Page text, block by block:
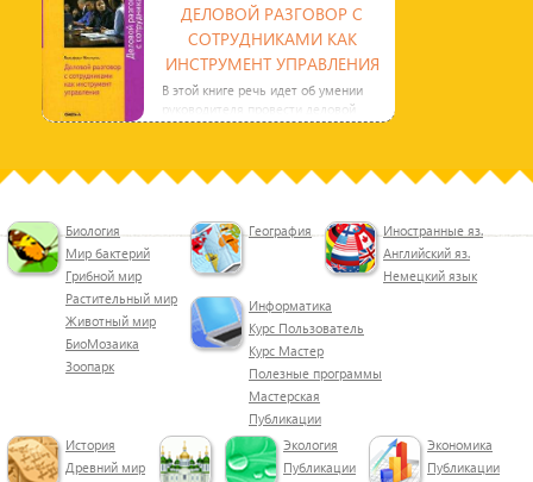
ДЕЛОВОЙ РАЗГОВОР С
СОТРУДНИКАМИ КАК
ИНСТРУМЕНТ УПРАВЛЕНИЯ
В этой книге речь идет об умении
руководителя провести деловой
разговор с сотрудниками. Что можно
Биология
Мир бактерий
Грибной мир
Растительный мир
Животный мир
БиоМозаика
Зоопарк
География
Иностранные яз.
Английский яз.
Немецкий язык
Информатика
Курс Пользователь
Курс Мастер
Полезные программы
Мастерская
Публикации
История
Древний мир
Экология
Публикации
Экономика
Публикации